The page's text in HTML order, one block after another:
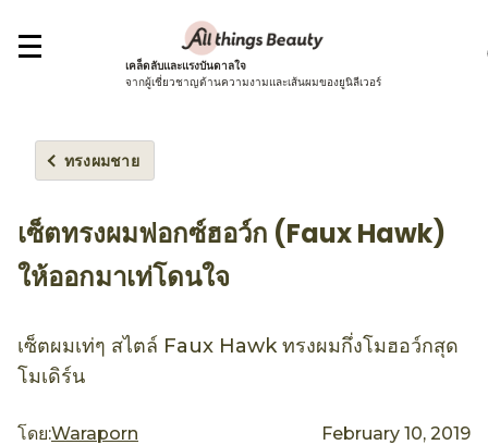
เคล็ดลับและแรงบันดาลใจ
จากผู้เชี่ยวชาญด้านความงามและเส้นผมของยูนิลีเวอร์
ทรงผมชาย
เซ็ตทรงผมฟอกซ์ฮอว์ก (Faux Hawk)
ให้ออกมาเท่โดนใจ
เซ็ตผมเท่ๆ สไตล์ Faux Hawk ทรงผมกึ่งโมฮอว์กสุด
โมเดิร์น
โดย:Waraporn February 10, 2019